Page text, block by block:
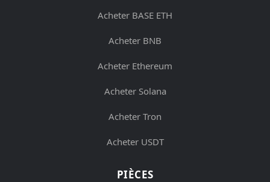
Acheter BASE ETH
Acheter BNB
Acheter Ethereum
Acheter Solana
Acheter Tron
Acheter USDT
PIÈCES